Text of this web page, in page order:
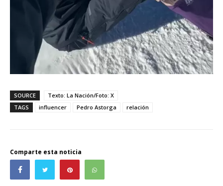
SOURCE
Texto: La Nación/Foto: X
TAGS
influencer Pedro Astorga relación
Comparte esta noticia